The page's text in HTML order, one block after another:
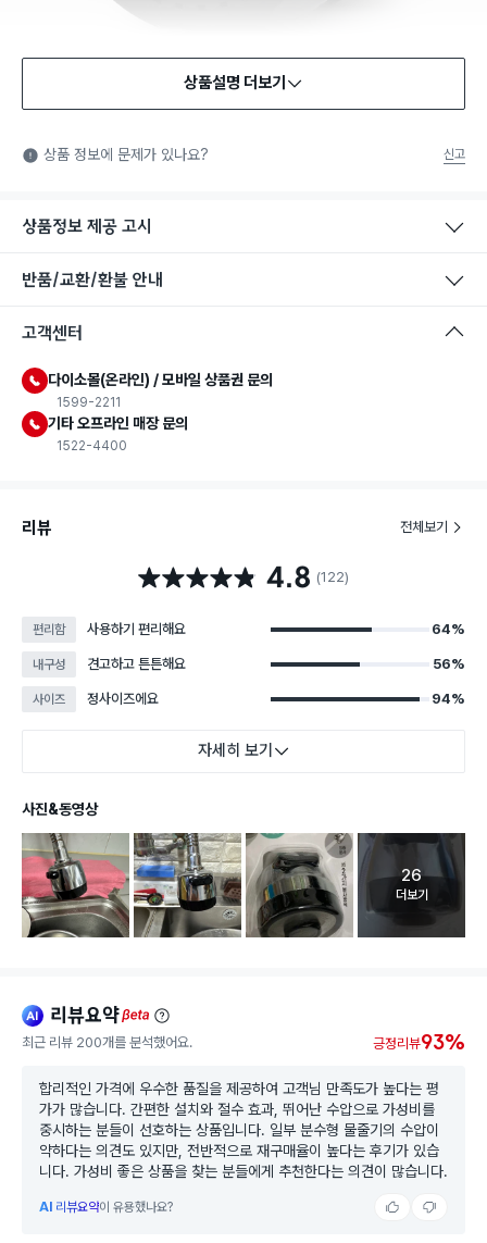
상품설명 더보기
상품 정보에 문제가 있나요? 신고
상품정보 제공 고시
반품/교환/환불 안내
고객센터
다이소몰(온라인) / 모바일 상품권 문의
1599-2211
기타 오프라인 매장 문의
1522-4400
리뷰 전체보기
별점 4.8점 4.8 (122)
편리함 사용하기 편리해요 64%
내구성 견고하고 튼튼해요 56%
사이즈 정사이즈에요 94%
자세히 보기
사진&동영상
고객 리뷰
26
더보기
ai 리뷰요약beta
최근 리뷰 200개를 분석했어요. 긍정리뷰93%
합리적인 가격에 우수한 품질을 제공하여 고객님 만족도가 높다는 평
가가 많습니다. 간편한 설치와 절수 효과, 뛰어난 수압으로 가성비를
중시하는 분들이 선호하는 상품입니다. 일부 분수형 물줄기의 수압이
약하다는 의견도 있지만, 전반적으로 재구매율이 높다는 후기가 있습
니다. 가성비 좋은 상품을 찾는 분들에게 추천한다는 의견이 많습니다.
AI 리뷰요약이 유용했나요?